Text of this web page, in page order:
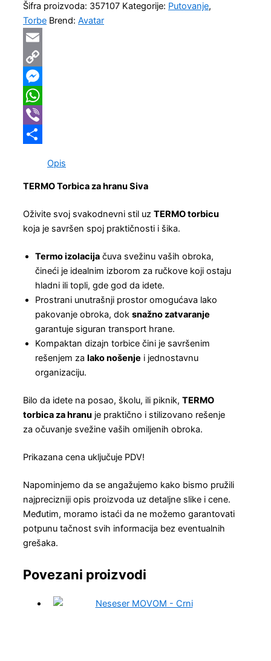
Šifra proizvoda: 357107 Kategorije: Putovanje,
Torbe Brend: Avatar
Email
Copy
Link
Messenger
WhatsApp
Viber
Opis
TERMO Torbica za hranu Siva
Oživite svoj svakodnevni stil uz TERMO torbicu
koja je savršen spoj praktičnosti i šika.
Termo izolacija čuva svežinu vaših obroka,
čineći je idealnim izborom za ručkove koji ostaju
hladni ili topli, gde god da idete.
Prostrani unutrašnji prostor omogućava lako
pakovanje obroka, dok snažno zatvaranje
garantuje siguran transport hrane.
Kompaktan dizajn torbice čini je savršenim
rešenjem za lako nošenje i jednostavnu
organizaciju.
Bilo da idete na posao, školu, ili piknik, TERMO
torbica za hranu je praktično i stilizovano rešenje
za očuvanje svežine vaših omiljenih obroka.
Prikazana cena uključuje PDV!
Napominjemo da se angažujemo kako bismo pružili
najprecizniji opis proizvoda uz detaljne slike i cene.
Međutim, moramo istaći da ne možemo garantovati
potpunu tačnost svih informacija bez eventualnih
grešaka.
Povezani proizvodi